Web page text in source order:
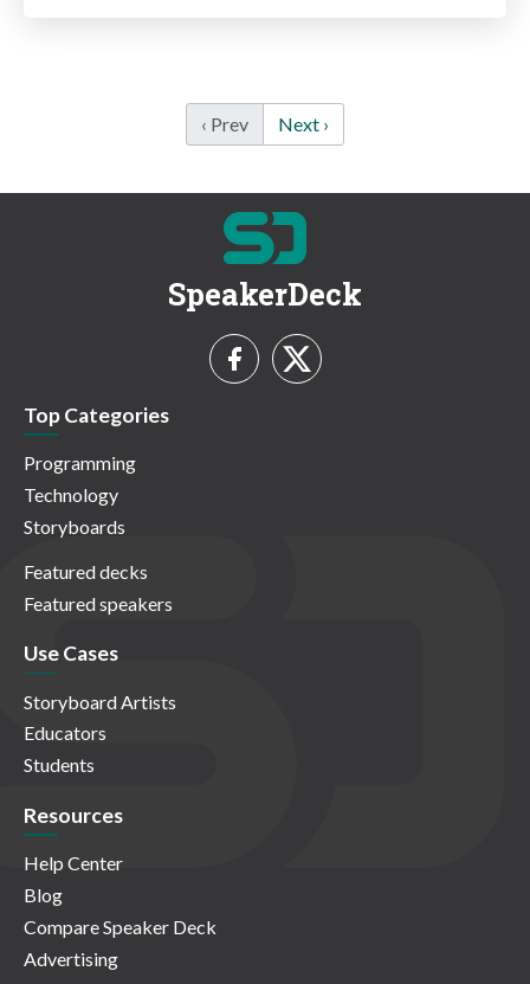
‹ Prev Next ›
SpeakerDeck
Top Categories
Programming
Technology
Storyboards
Featured decks
Featured speakers
Use Cases
Storyboard Artists
Educators
Students
Resources
Help Center
Blog
Compare Speaker Deck
Advertising